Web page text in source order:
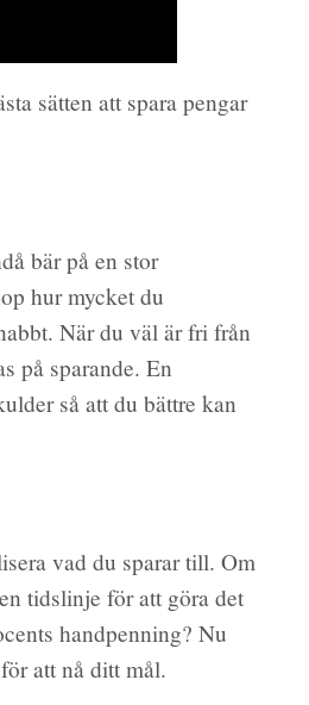
sätten att spara pengar
bär på en stor
hur mycket du
När du väl är fri från
på sparande. En
så att du bättre kan
vad du sparar till. Om
tidslinje för att göra det
handpenning? Nu
att nå ditt mål.